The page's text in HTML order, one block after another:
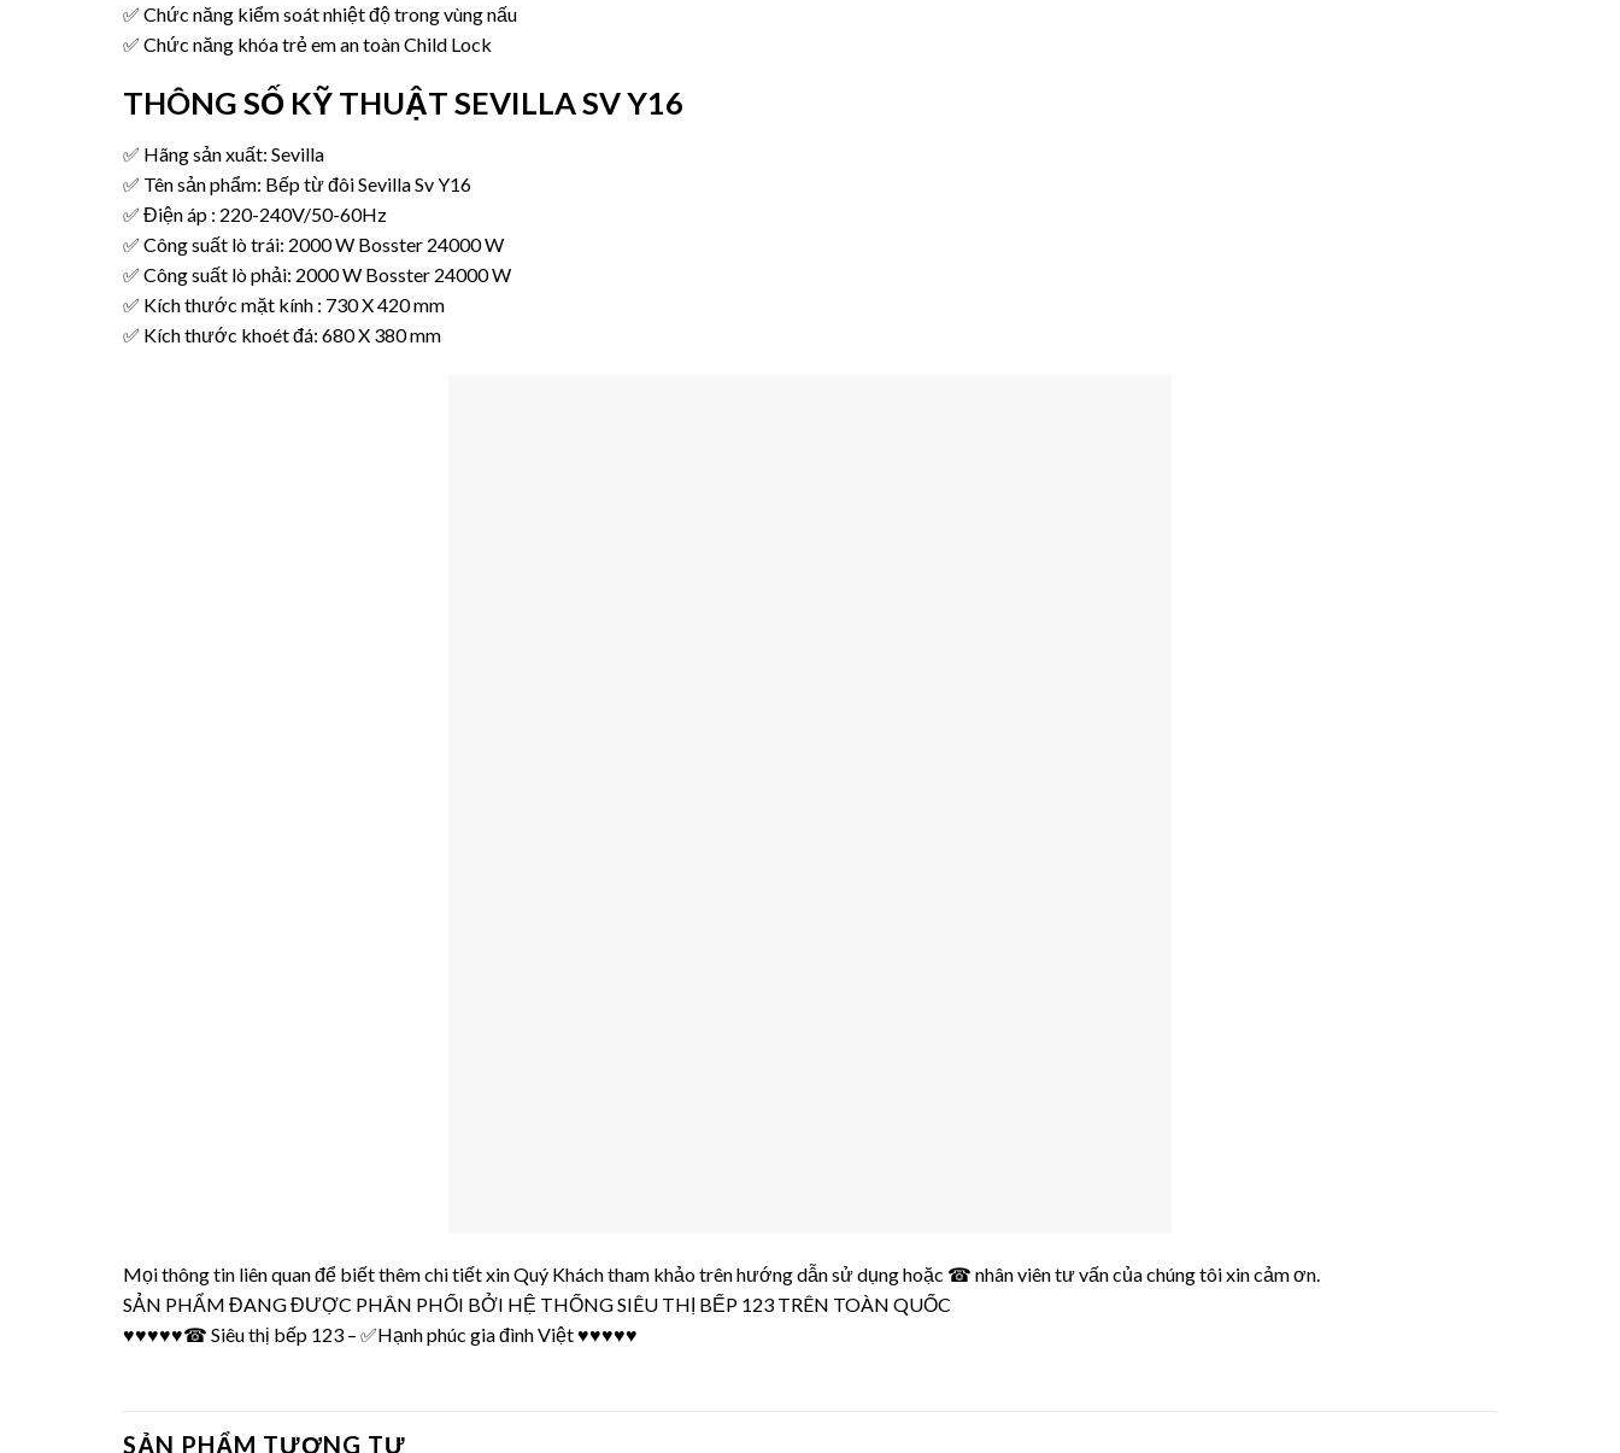
✅ Chức năng kiểm soát nhiệt độ trong vùng nấu
✅ Chức năng khóa trẻ em an toàn Child Lock
THÔNG SỐ KỸ THUẬT SEVILLA SV Y16
✅ Hãng sản xuất: Sevilla
✅ Tên sản phẩm: Bếp từ đôi Sevilla Sv Y16
✅ Điện áp : 220-240V/50-60Hz
✅ Công suất lò trái: 2000 W Bosster 24000 W
✅ Công suất lò phải: 2000 W Bosster 24000 W
✅ Kích thước mặt kính : 730 X 420 mm
✅ Kích thước khoét đá: 680 X 380 mm
Mọi thông tin liên quan để biết thêm chi tiết xin Quý Khách tham khảo trên hướng dẫn sử dụng hoặc ☎ nhân viên tư vấn của chúng tôi xin cảm ơn.
SẢN PHẨM ĐANG ĐƯỢC PHÂN PHỐI BỞI HỆ THỐNG SIÊU THỊ BẾP 123 TRÊN TOÀN QUỐC
♥♥♥♥♥☎ Siêu thị bếp 123 – ✅Hạnh phúc gia đình Việt♥♥♥♥♥
SẢN PHẨM TƯƠNG TỰ